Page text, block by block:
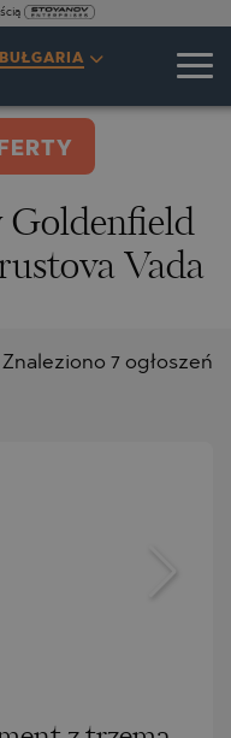
BUŁGARIA
Goldenfield
Vada
Znaleziono 7 ogłoszeń